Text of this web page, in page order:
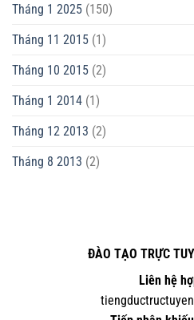
Tháng 1 2025 (150)
Tháng 11 2015 (1)
Tháng 10 2015 (2)
Tháng 1 2014 (1)
Tháng 12 2013 (2)
Tháng 8 2013 (2)
ĐÀO TẠO TRỰC
Liên hệ